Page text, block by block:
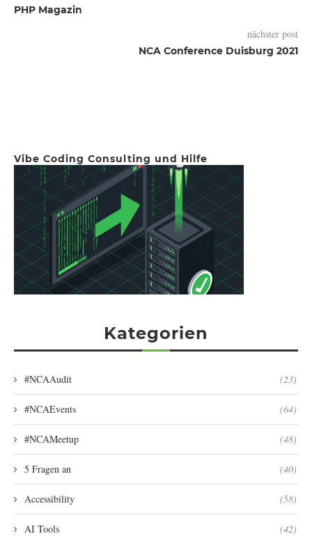
PHP Magazin
nächster post
NCA Conference Duisburg 2021
Vibe Coding Consulting und Hilfe
Kategorien
#NCAAudit (23)
#NCAEvents (64)
#NCAMeetup (48)
5 Fragen an (40)
Accessibility (58)
AI Tools (42)